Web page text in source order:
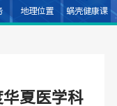
地理位置 蜗壳健康课
夏医学科